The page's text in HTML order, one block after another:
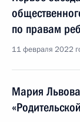
по правам
11 февраля 2022
Мария